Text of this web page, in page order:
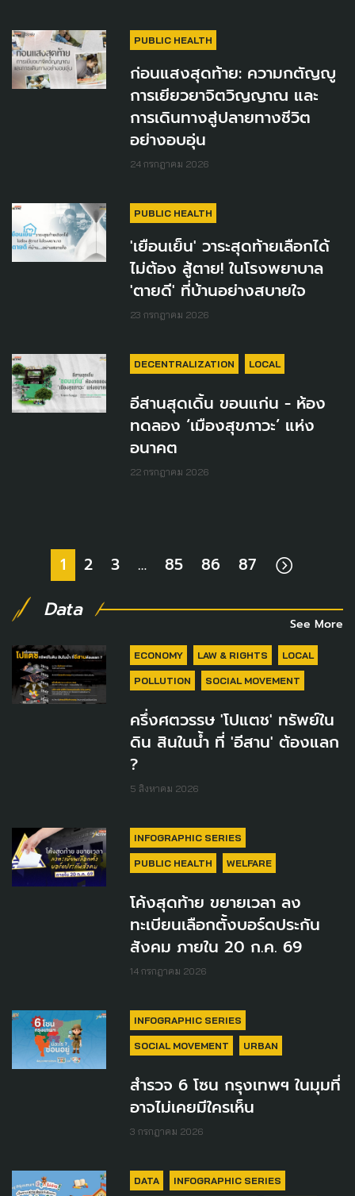
PUBLIC HEALTH
ก่อนแสงสุดท้าย: ความกตัญญู
การเยียวยาจิตวิญญาณ และ
การเดินทางสู่ปลายทางชีวิต
อย่างอบอุ่น
24 กรกฎาคม 2026
PUBLIC HEALTH
'เยือนเย็น' วาระสุดท้ายเลือกได้
ไม่ต้อง สู้ตาย! ในโรงพยาบาล
'ตายดี' ที่บ้านอย่างสบายใจ
23 กรกฎาคม 2026
DECENTRALIZATION LOCAL
อีสานสุดเดิ้น ขอนแก่น - ห้อง
ทดลอง ‘เมืองสุขภาวะ’ แห่ง
อนาคต
22 กรกฎาคม 2026
1 2 3 … 85 86 87
Data
See More
ECONOMY LAW & RIGHTS LOCAL
POLLUTION SOCIAL MOVEMENT
ครึ่งศตวรรษ 'โปแตช' ทรัพย์ใน
ดิน สินในน้ำ ที่ 'อีสาน' ต้องแลก
?
5 สิงหาคม 2026
INFOGRAPHIC SERIES
PUBLIC HEALTH WELFARE
โค้งสุดท้าย ขยายเวลา ลง
ทะเบียนเลือกตั้งบอร์ดประกัน
สังคม ภายใน 20 ก.ค. 69
14 กรกฎาคม 2026
INFOGRAPHIC SERIES
SOCIAL MOVEMENT URBAN
สำรวจ 6 โซน กรุงเทพฯ ในมุมที่
อาจไม่เคยมีใครเห็น
3 กรกฎาคม 2026
DATA INFOGRAPHIC SERIES